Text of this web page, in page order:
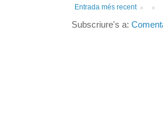
Entrada més recent
Subscriure's a: